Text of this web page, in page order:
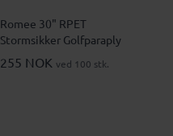
Romee 30" RPET
Stormsikker Golfparaply
255 NOK ved 100 stk.